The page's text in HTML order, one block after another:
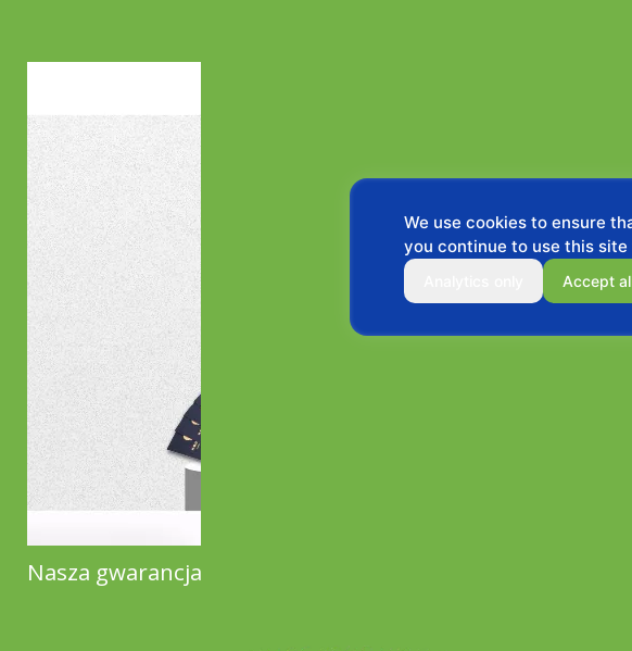
Nasza gwarancja
We use cookies to ensure
you continue to use this
Accept